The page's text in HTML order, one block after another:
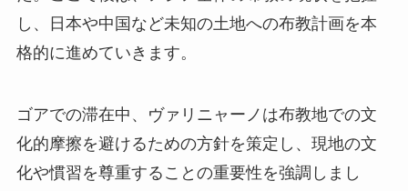
し、日本や中国など未知の土地への布教計画を本
格的に進めていきます。
ゴアでの滞在中、ヴァリニャーノは布教地での文
化的摩擦を避けるための方針を策定し、現地の文
化や慣習を尊重することの重要性を強調しまし